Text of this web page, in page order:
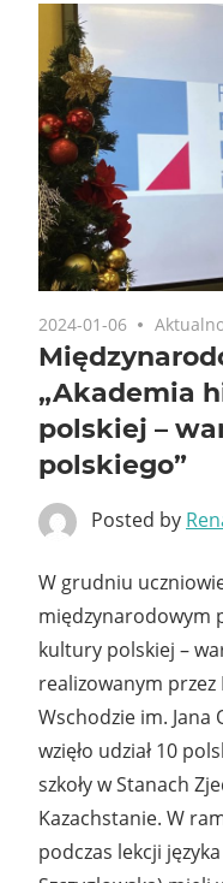
2024-01-06
„Akademia
polskiej –
polskiego”
Posted by
W grudniu
międzynarodowym
kultury polskiej –
realizowanym
Wschodzie im. Jana
wzięło udział 10
szkoły w Stanach
Kazachstanie. W
podczas lekcji